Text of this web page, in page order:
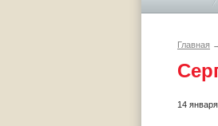
Главная
14